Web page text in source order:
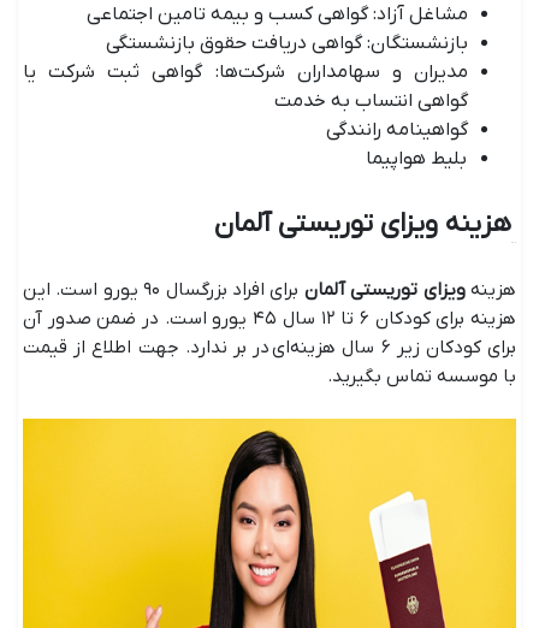
مشاغل آزاد: گواهی کسب و بیمه تامین اجتماعی
بازنشستگان: گواهی دریافت حقوق بازنشستگی
مدیران و سهامداران شرکت‌ها: گواهی ثبت شرکت یا
گواهی انتساب به خدمت
گواهینامه رانندگی
بلیط هواپیما
هزینه ویزای توریستی آلمان
هزینهویزای توریستی آلمان
برای افراد بزرگسال ۹۰ یورو است. این
هزینه برای کودکان ۶ تا ۱۲ سال ۴۵ یورو است. در ضمن صدور آن
برای کودکان زیر ۶ سال هزینه‌ای در بر ندارد. جهت اطلاع از قیمت
با موسسه تماس بگیرید.